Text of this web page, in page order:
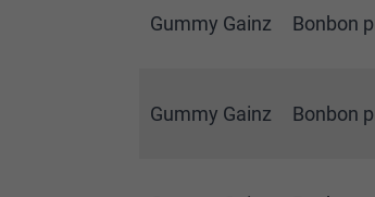
Gummy Gainz Bonbon
Gummy Gainz Bonbon